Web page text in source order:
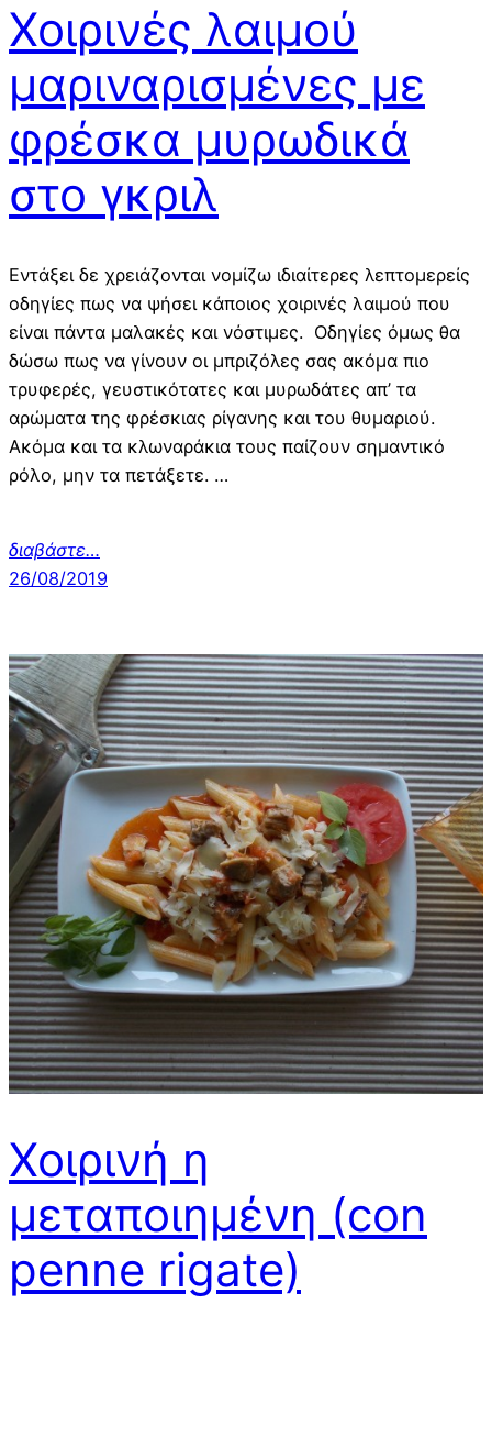
Χοιρινές λαιμού
μαριναρισμένες με
φρέσκα μυρωδικά
στο γκριλ
Εντάξει δε χρειάζονται νομίζω ιδιαίτερες λεπτομερείς
οδηγίες πως να ψήσει κάποιος χοιρινές λαιμού που
είναι πάντα μαλακές και νόστιμες. Οδηγίες όμως θα
δώσω πως να γίνουν οι μπριζόλες σας ακόμα πιο
τρυφερές, γευστικότατες και μυρωδάτες απ’ τα
αρώματα της φρέσκιας ρίγανης και του θυμαριού.
Ακόμα και τα κλωναράκια τους παίζουν σημαντικό
ρόλο, μην τα πετάξετε. …
διαβάστε…
26/08/2019
Χοιρινή η
μεταποιημένη (con
penne rigate)